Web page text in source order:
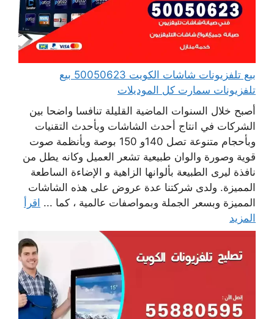
بيع تلفزيونات شاشات الكويت 50050623 بيع
تلفزيونات سمارت كل الموديلات
أصبح خلال السنوات الماضية القليلة تنافسا واضحا بين
الشركات في انتاج أحدث الشاشات وبأحدث التقنيات
وبأحجام متنوعة تصل 140و 150 بوصة وبأنظمة صوت
قوية وصورة والوان طبيعية تشعر العميل وكانه يطل من
نافذة ليرى الطبيعة بألوانها الزاهية و الإضاءة الساطعة
المميزة. ولدى شركتنا عدة عروض على هذه الشاشات
المميزة وبسعر الجملة وبمواصفات عالمية ، كما ... اقرأ
المزيد